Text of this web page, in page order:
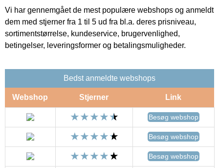
Vi har gennemgået de mest populære webshops og anmeldt
dem med stjerner fra 1 til 5 ud fra bl.a. deres prisniveau,
sortimentstørrelse, kundeservice, brugervenlighed,
betingelser, leveringsformer og betalingsmuligheder.
Bedst anmeldte webshops
Webshop Stjerner Link
Besøg webshop
Besøg webshop
Besøg webshop